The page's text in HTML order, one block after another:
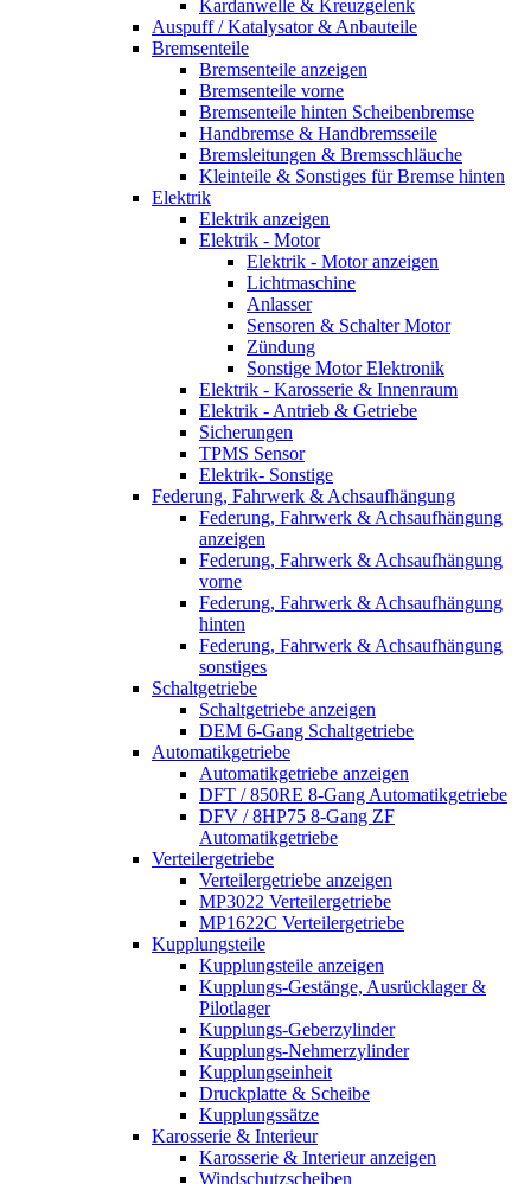
Kardanwelle & Kreuzgelenk
Auspuff / Katalysator & Anbauteile
Bremsenteile
Bremsenteile anzeigen
Bremsenteile vorne
Bremsenteile hinten Scheibenbremse
Handbremse & Handbremsseile
Bremsleitungen & Bremsschläuche
Kleinteile & Sonstiges für Bremse hinten
Elektrik
Elektrik anzeigen
Elektrik - Motor
Elektrik - Motor anzeigen
Lichtmaschine
Anlasser
Sensoren & Schalter Motor
Zündung
Sonstige Motor Elektronik
Elektrik - Karosserie & Innenraum
Elektrik - Antrieb & Getriebe
Sicherungen
TPMS Sensor
Elektrik- Sonstige
Federung, Fahrwerk & Achsaufhängung
Federung, Fahrwerk & Achsaufhängung
anzeigen
Federung, Fahrwerk & Achsaufhängung
vorne
Federung, Fahrwerk & Achsaufhängung
hinten
Federung, Fahrwerk & Achsaufhängung
sonstiges
Schaltgetriebe
Schaltgetriebe anzeigen
DEM 6-Gang Schaltgetriebe
Automatikgetriebe
Automatikgetriebe anzeigen
DFT / 850RE 8-Gang Automatikgetriebe
DFV / 8HP75 8-Gang ZF
Automatikgetriebe
Verteilergetriebe
Verteilergetriebe anzeigen
MP3022 Verteilergetriebe
MP1622C Verteilergetriebe
Kupplungsteile
Kupplungsteile anzeigen
Kupplungs-Gestänge, Ausrücklager &
Pilotlager
Kupplungs-Geberzylinder
Kupplungs-Nehmerzylinder
Kupplungseinheit
Druckplatte & Scheibe
Kupplungssätze
Karosserie & Interieur
Karosserie & Interieur anzeigen
Windschutzscheiben